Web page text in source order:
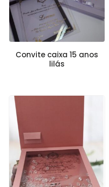
Convite caixa 15 anos
lilás